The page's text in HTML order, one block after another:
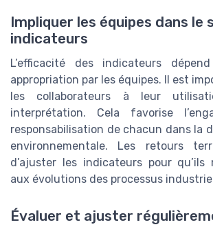
Impliquer les équipes dans le
indicateurs
L’efficacité des indicateurs
appropriation par les équipes. Il est
les collaborateurs à leur
interprétation. Cela favorise
responsabilisation de chacun dans la
environnementale. Les retours
d’ajuster les indicateurs pour qu’ils
aux évolutions des processus
Évaluer et ajuster